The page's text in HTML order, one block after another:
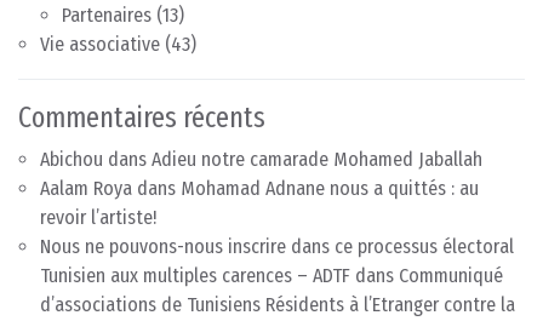
Partenaires (13)
Vie associative (43)
Commentaires récents
Abichou dans Adieu notre camarade Mohamed Jaballah
Aalam Roya dans Mohamad Adnane nous a quittés : au
revoir l’artiste!
Nous ne pouvons-nous inscrire dans ce processus électoral
Tunisien aux multiples carences – ADTF dans Communiqué
d’associations de Tunisiens Résidents à l’Etranger contre la